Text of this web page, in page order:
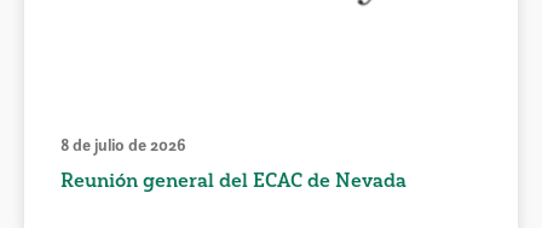
8 de julio de 2026
Reunión general del ECAC de Nevada